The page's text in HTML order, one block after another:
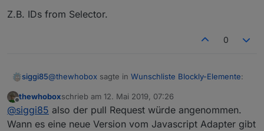
Z.B. IDs from Selector.
0
siggi85@thewhobox sagte in Wunschliste Blockly-Elemente:
@siggi85welche Änderungen meinst du genau?
Offline
thewhoboxschrieb am 12. Mai 2019, 07:26
zuletzt editiert von
@siggi85 also der pull Request würde angenommen.
Wann es eine neue Version vom Javascript Adapter gibt